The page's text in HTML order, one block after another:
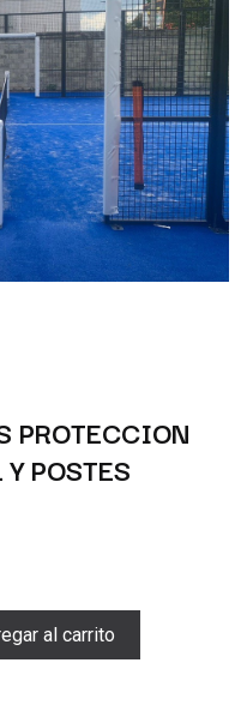
PROTECCION
POSTES
al carrito